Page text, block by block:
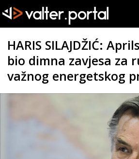
HARIS SILAJDŽIĆ:
bio dimna zavjesa za
važnog energetskog